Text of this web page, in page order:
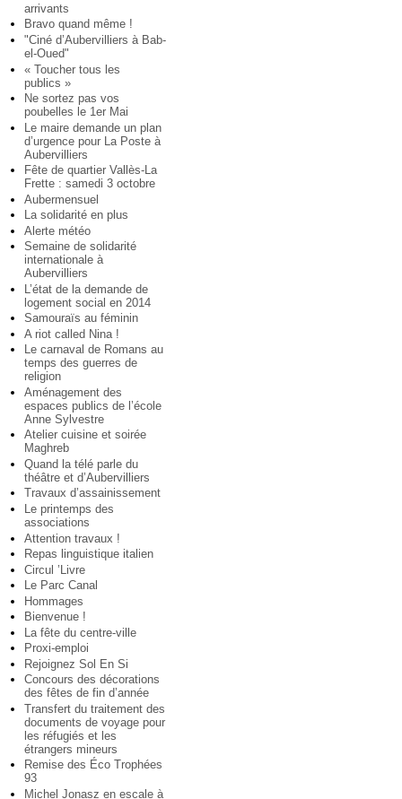
arrivants
Bravo quand même !
"Ciné d’Aubervilliers à Bab-
el-Oued"
« Toucher tous les
publics »
Ne sortez pas vos
poubelles le 1er Mai
Le maire demande un plan
d’urgence pour La Poste à
Aubervilliers
Fête de quartier Vallès-La
Frette : samedi 3 octobre
Aubermensuel
La solidarité en plus
Alerte météo
Semaine de solidarité
internationale à
Aubervilliers
L’état de la demande de
logement social en 2014
Samouraïs au féminin
A riot called Nina !
Le carnaval de Romans au
temps des guerres de
religion
Aménagement des
espaces publics de l’école
Anne Sylvestre
Atelier cuisine et soirée
Maghreb
Quand la télé parle du
théâtre et d’Aubervilliers
Travaux d’assainissement
Le printemps des
associations
Attention travaux !
Repas linguistique italien
Circul ’Livre
Le Parc Canal
Hommages
Bienvenue !
La fête du centre-ville
Proxi-emploi
Rejoignez Sol En Si
Concours des décorations
des fêtes de fin d’année
Transfert du traitement des
documents de voyage pour
les réfugiés et les
étrangers mineurs
Remise des Éco Trophées
93
Michel Jonasz en escale à